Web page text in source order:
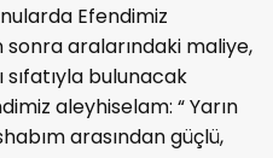
Efendimiz
aralarındaki maliye,
bulunacak
aleyhiselam: “ Yarın
arasından güçlü,